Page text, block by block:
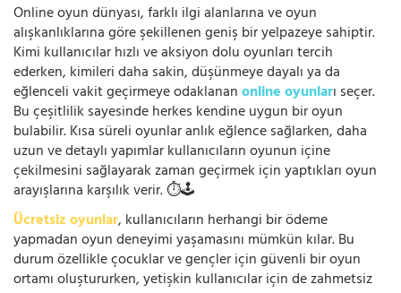
Online oyun dünyası, farklı ilgi alanlarına ve oyun
alışkanlıklarına göre şekillenen geniş bir yelpazeye sahiptir.
Kimi kullanıcılar hızlı ve aksiyon dolu oyunları tercih
ederken, kimileri daha sakin, düşünmeye dayalı ya da
eğlenceli vakit geçirmeye odaklananonline oyunları seçer.
Bu çeşitlilik sayesinde herkes kendine uygun bir oyun
bulabilir. Kısa süreli oyunlar anlık eğlence sağlarken, daha
uzun ve detaylı yapımlar kullanıcıların oyunun içine
çekilmesini sağlayarak zaman geçirmek için yaptıkları oyun
arayışlarına karşılık verir. ⏱️🕹️
Ücretsiz oyunlar, kullanıcıların herhangi bir ödeme
yapmadan oyun deneyimi yaşamasını mümkün kılar. Bu
durum özellikle çocuklar ve gençler için güvenli bir oyun
ortamı oluştururken, yetişkin kullanıcılar için de zahmetsiz